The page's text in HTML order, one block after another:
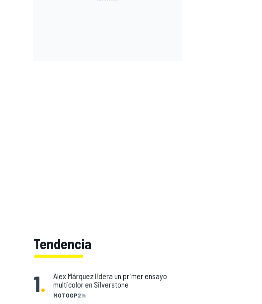
Tendencia
1. MOTOGP2 h
Alex Márquez lidera un primer ensayo
multicolor en Silverstone